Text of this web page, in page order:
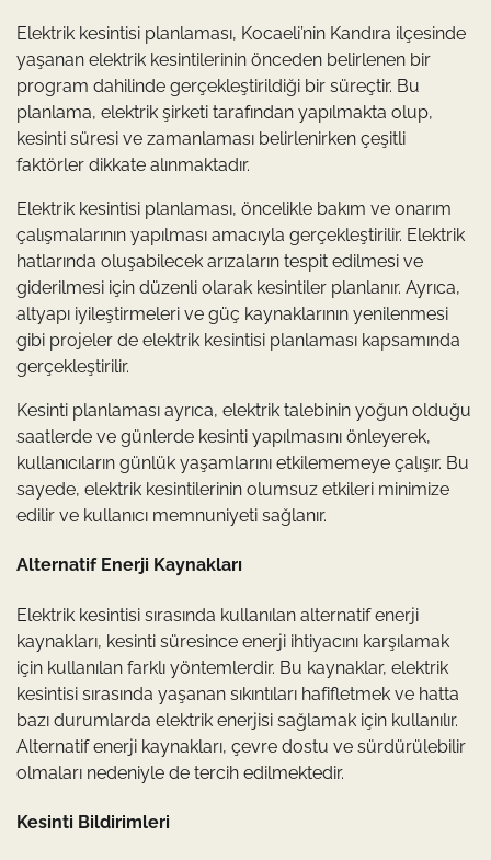
Elektrik kesintisi planlaması, Kocaeli’nin Kandıra ilçesinde
yaşanan elektrik kesintilerinin önceden belirlenen bir
program dahilinde gerçekleştirildiği bir süreçtir. Bu
planlama, elektrik şirketi tarafından yapılmakta olup,
kesinti süresi ve zamanlaması belirlenirken çeşitli
faktörler dikkate alınmaktadır.
Elektrik kesintisi planlaması, öncelikle bakım ve onarım
çalışmalarının yapılması amacıyla gerçekleştirilir. Elektrik
hatlarında oluşabilecek arızaların tespit edilmesi ve
giderilmesi için düzenli olarak kesintiler planlanır. Ayrıca,
altyapı iyileştirmeleri ve güç kaynaklarının yenilenmesi
gibi projeler de elektrik kesintisi planlaması kapsamında
gerçekleştirilir.
Kesinti planlaması ayrıca, elektrik talebinin yoğun olduğu
saatlerde ve günlerde kesinti yapılmasını önleyerek,
kullanıcıların günlük yaşamlarını etkilememeye çalışır. Bu
sayede, elektrik kesintilerinin olumsuz etkileri minimize
edilir ve kullanıcı memnuniyeti sağlanır.
Alternatif Enerji Kaynakları
Elektrik kesintisi sırasında kullanılan alternatif enerji
kaynakları, kesinti süresince enerji ihtiyacını karşılamak
için kullanılan farklı yöntemlerdir. Bu kaynaklar, elektrik
kesintisi sırasında yaşanan sıkıntıları hafifletmek ve hatta
bazı durumlarda elektrik enerjisi sağlamak için kullanılır.
Alternatif enerji kaynakları, çevre dostu ve sürdürülebilir
olmaları nedeniyle de tercih edilmektedir.
Kesinti Bildirimleri